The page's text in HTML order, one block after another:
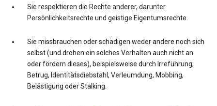
Sie respektieren die Rechte anderer, darunter
Persönlichkeitsrechte und geistige Eigentumsrechte.
Sie missbrauchen oder schädigen weder andere noch sich
selbst (und drohen ein solches Verhalten auch nicht an
oder fördern dieses), beispielsweise durch Irreführung,
Betrug, Identitätsdiebstahl, Verleumdung, Mobbing,
Belästigung oder Stalking.